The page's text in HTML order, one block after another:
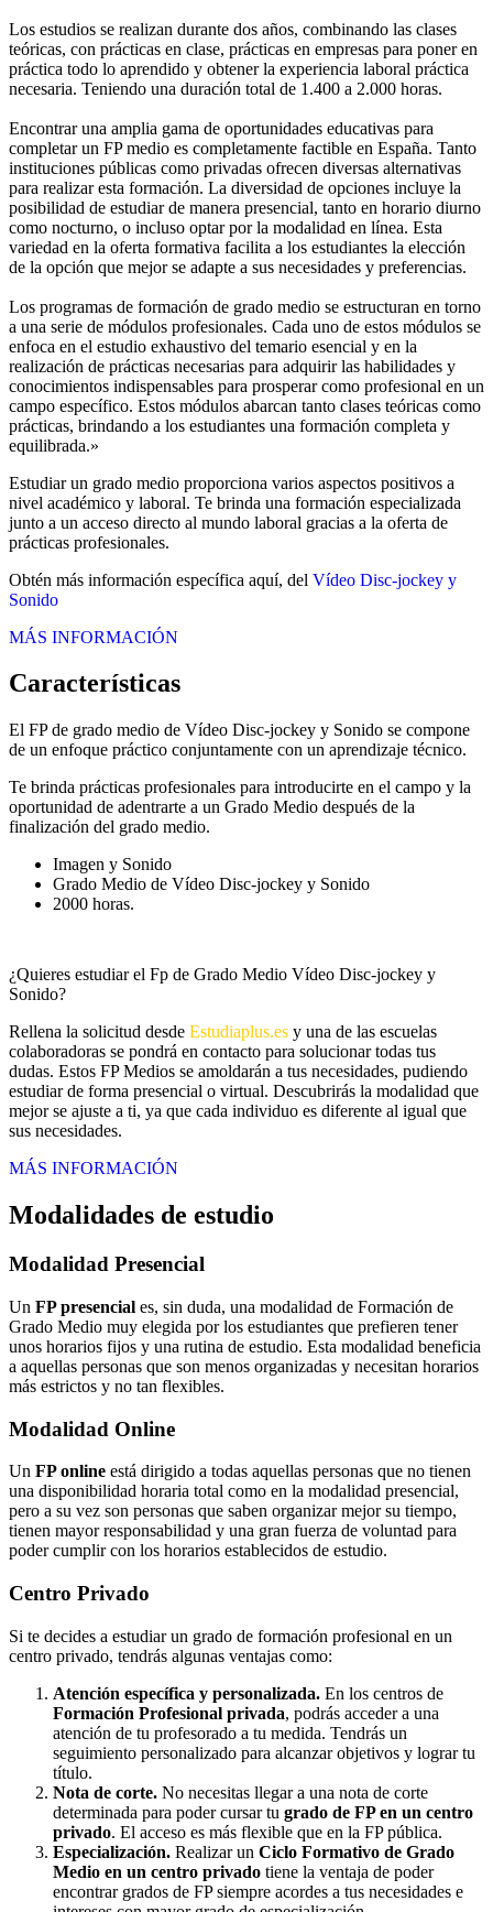
Los estudios se realizan durante dos años, combinando las clases
teóricas, con prácticas en clase, prácticas en empresas para poner en
práctica todo lo aprendido y obtener la experiencia laboral práctica
necesaria. Teniendo una duración total de 1.400 a 2.000 horas.
Encontrar una amplia gama de oportunidades educativas para
completar un FP medio es completamente factible en España. Tanto
instituciones públicas como privadas ofrecen diversas alternativas
para realizar esta formación. La diversidad de opciones incluye la
posibilidad de estudiar de manera presencial, tanto en horario diurno
como nocturno, o incluso optar por la modalidad en línea. Esta
variedad en la oferta formativa facilita a los estudiantes la elección
de la opción que mejor se adapte a sus necesidades y preferencias.
Los programas de formación de grado medio se estructuran en torno
a una serie de módulos profesionales. Cada uno de estos módulos se
enfoca en el estudio exhaustivo del temario esencial y en la
realización de prácticas necesarias para adquirir las habilidades y
conocimientos indispensables para prosperar como profesional en un
campo específico. Estos módulos abarcan tanto clases teóricas como
prácticas, brindando a los estudiantes una formación completa y
equilibrada.»
Estudiar un grado medio proporciona varios aspectos positivos a
nivel académico y laboral. Te brinda una formación especializada
junto a un acceso directo al mundo laboral gracias a la oferta de
prácticas profesionales.
Obtén más información específica aquí, del Vídeo Disc-jockey y
Sonido
MÁS INFORMACIÓN
Características
El FP de grado medio de Vídeo Disc-jockey y Sonido se compone
de un enfoque práctico conjuntamente con un aprendizaje técnico.
Te brinda prácticas profesionales para introducirte en el campo y la
oportunidad de adentrarte a un Grado Medio después de la
finalización del grado medio.
Imagen y Sonido
Grado Medio de Vídeo Disc-jockey y Sonido
2000 horas.
¿Quieres estudiar el Fp de Grado Medio Vídeo Disc-jockey y
Sonido?
Rellena la solicitud desde Estudiaplus.es y una de las escuelas
colaboradoras se pondrá en contacto para solucionar todas tus
dudas. Estos FP Medios se amoldarán a tus necesidades, pudiendo
estudiar de forma presencial o virtual. Descubrirás la modalidad que
mejor se ajuste a ti, ya que cada individuo es diferente al igual que
sus necesidades.
MÁS INFORMACIÓN
Modalidades de estudio
Modalidad Presencial
Un FP presencial es, sin duda, una modalidad de Formación de
Grado Medio muy elegida por los estudiantes que prefieren tener
unos horarios fijos y una rutina de estudio. Esta modalidad beneficia
a aquellas personas que son menos organizadas y necesitan horarios
más estrictos y no tan flexibles.
Modalidad Online
Un FP online está dirigido a todas aquellas personas que no tienen
una disponibilidad horaria total como en la modalidad presencial,
pero a su vez son personas que saben organizar mejor su tiempo,
tienen mayor responsabilidad y una gran fuerza de voluntad para
poder cumplir con los horarios establecidos de estudio.
Centro Privado
Si te decides a estudiar un grado de formación profesional en un
centro privado, tendrás algunas ventajas como:
Atención específica y personalizada. En los centros de
Formación Profesional privada, podrás acceder a una
atención de tu profesorado a tu medida. Tendrás un
seguimiento personalizado para alcanzar objetivos y lograr tu
título.
Nota de corte. No necesitas llegar a una nota de corte
determinada para poder cursar tu grado de FP en un centro
privado. El acceso es más flexible que en la FP pública.
Especialización. Realizar un Ciclo Formativo de Grado
Medio en un centro privado tiene la ventaja de poder
encontrar grados de FP siempre acordes a tus necesidades e